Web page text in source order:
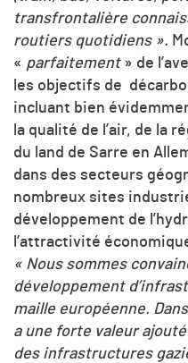
transfrontalière
routiers quotidiens ».
« parfaitement» de
les objectifs de
incluant bien
la qualité de l’air, de la
du land de Sarre en
dans des secteurs
nombreux sites
développement de
l’attractivité
« Nous sommes
développement
maille européenne.
a une forte valeur
des infrastructures